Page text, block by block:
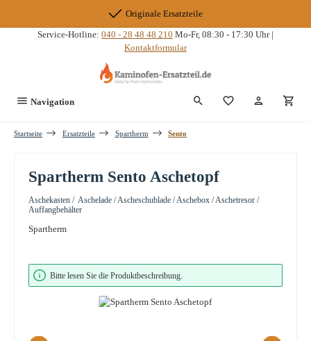
Originale Ersatzteile
Service-Hotline: 040 - 28 48 48 210 Mo-Fr, 08:30 - 17:30 Uhr |
Kontaktformular
Navigation Du hast 0
Startseite Ersatzteile Spartherm Sento
Spartherm Sento Aschetopf
Aschekasten / Aschelade / Ascheschublade / Aschebox / Aschetresor /
Auffangbehälter
Spartherm
Bildergalerie überspringen
Bitte lesen Sie die Produktbeschreibung.